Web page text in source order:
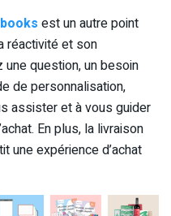
est un autre point
réactivité et son
question, un besoin
de personnalisation,
assister et à vous guider
En plus, la livraison
une expérience d’achat